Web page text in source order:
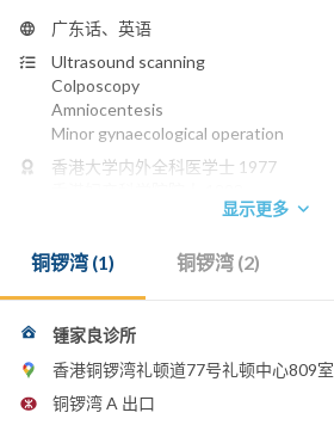
广东话、英语
Ultrasound scanning
Colposcopy
Amniocentesis
Minor gynaecological operation
香港大学内外全科医学士 1977
香港医学专科学院院士 (妇产科) 1993
电话：
2890 7676
电邮：
嘉诺撒医院
显示更多
铜锣湾 (1) 铜锣湾 (2)
锺家良诊所
香港铜锣湾礼顿道77号礼顿中心809室
铜锣湾 A 出口